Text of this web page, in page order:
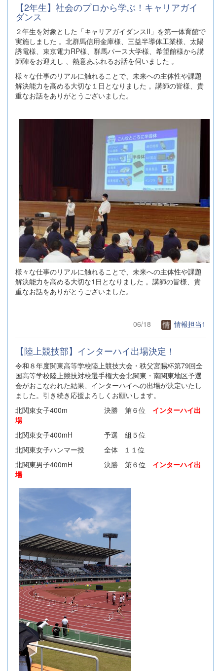
【2年生】社会のプロから学ぶ！キャリアガイ
ダンス
２年生を対象とした「キャリアガイダンスII」を第一体育館で
実施しました 。北群馬信用金庫様、三益半導体工業様、太陽
誘電様、東京電力RP様、群馬パース大学様、希望館様から講
師陣をお迎えし 、熱意あふれるお話を伺いました 。
様々な仕事のリアルに触れることで、未来への主体性や課題
解決能力を高める大切な１日となりました 。講師の皆様、貴
重なお話をありがとうございました。
様々な仕事のリアルに触れることで、未来への主体性や課題
解決能力を高める大切な1日となりました 。講師の皆様、貴
重なお話をありがとうございました。
06/18 情報担当1
【陸上競技部】インターハイ出場決定！
令和８年度関東高等学校陸上競技大会・秩父宮賜杯第79回全
国高等学校陸上競技対校選手権大会北関東・南関東地区予選
会がおこなわれた結果、インターハイへの出場が決定いたし
ました。引き続き応援よろしくお願いします。
北関東女子400m 決勝 第６位 インターハイ出
場
北関東女子400mH 予選 組５位
北関東女子ハンマー投 全体 １１位
北関東男子400mH 決勝 第６位 インターハイ出
場